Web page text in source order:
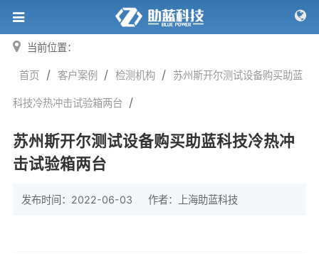
当前位置：
首页 / 客户案例 / 检测机构 / 苏州斯开尔测试设备购买助蓝
科技冷热冲击试验箱两台 /
苏州斯开尔测试设备购买助蓝科技冷热冲
击试验箱两台
发布时间：2022-06-03 作者： 上海助蓝科技